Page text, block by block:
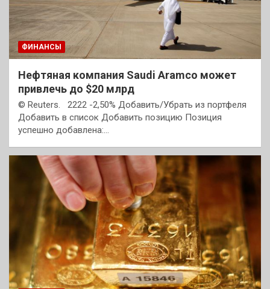
ФИНАНСЫ
Нефтяная компания Saudi Aramco может
привлечь до $20 млрд
© Reuters. 2222 -2,50% Добавить/Убрать из портфеля
Добавить в список Добавить позицию Позиция
успешно добавлена:…